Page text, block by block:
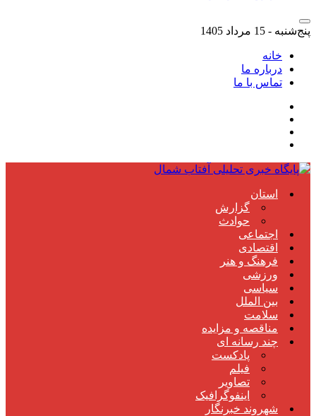
پنج‌شنبه - 15 مرداد 1405
خانه
درباره ما
تماس با ما
استان
گزارش
حوادث
اجتماعی
اقتصادی
فرهنگ و هنر
ورزشی
سیاسی
بین الملل
سلامت
مناقصه و مزایده
چند رسانه ای
پادکست
فیلم
تصاویر
اینفوگرافیک
شهروند خبرنگار